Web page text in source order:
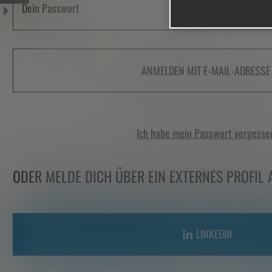
ANMELDEN MIT E-MAIL-ADRESSE
Ich habe mein Passwort
ODER MELDE DICH ÜBER EIN EXTERNES PROFIL
LINKEDIN